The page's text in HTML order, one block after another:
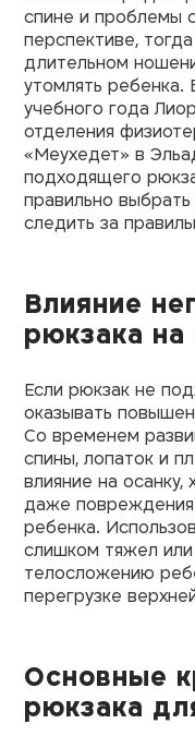
спине и проблемы
перспективе,
длительном
утомлять
учебного года
отделения
«Меухедет» в
подходящего
правильно
следить за
Влияние
рюкзака на
Если рюкзак не
оказывать
Со временем
спины, лопаток и
влияние на
даже
ребенка.
слишком тяжел
телосложению
перегрузке
Основные
рюкзака